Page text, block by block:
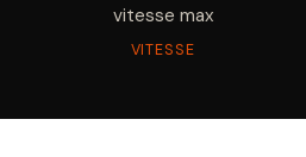
vitesse max
VITESSE